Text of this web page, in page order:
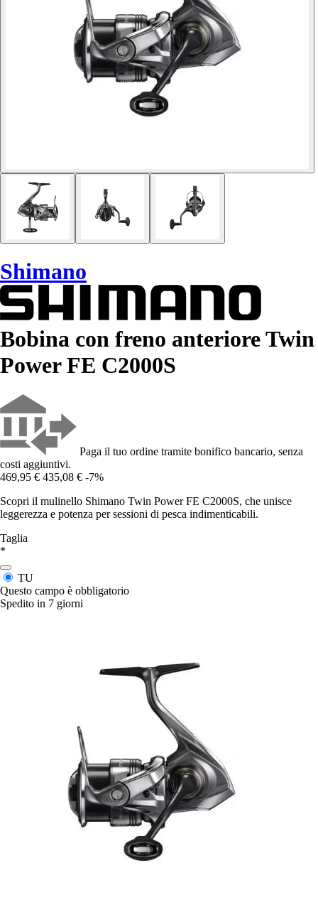
Shimano
Bobina con freno anteriore Twin
Power FE C2000S
Paga il tuo ordine tramite bonifico bancario, senza
costi aggiuntivi.
469,95 € 435,08 € -7%
Scopri il mulinello Shimano Twin Power FE C2000S, che unisce
leggerezza e potenza per sessioni di pesca indimenticabili.
Taglia
*
TU
Questo campo è obbligatorio
Spedito in 7 giorni